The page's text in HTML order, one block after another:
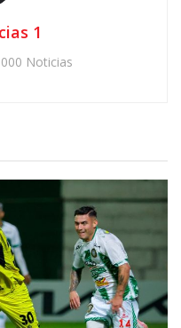
1
Noticias